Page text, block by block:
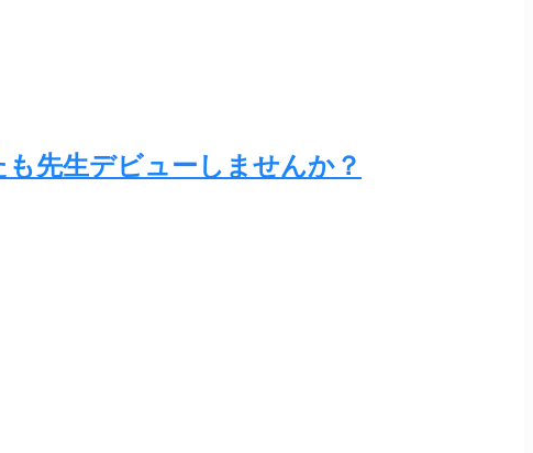
先生デビューしませんか？